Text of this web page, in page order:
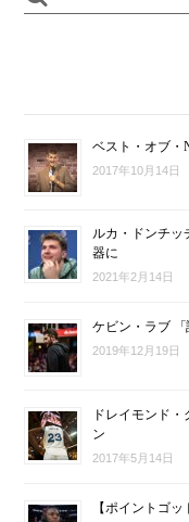
ベスト・オブ・
2017年10月14日
ルカ・ドンチッ
器に
2021年2月14日
ケビン・ラブ 「
2019年12月19日
ドレイモンド
ン
2017年5月14日
【ポイントゴ